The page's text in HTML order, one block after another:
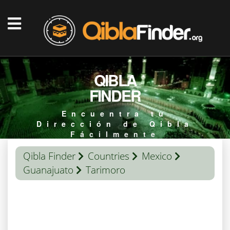
QIBLA
FINDER
Encuentra tu
Dirección de Qibla
Fácilmente
Qibla Finder Countries
Mexico
Guanajuato
Tarimoro